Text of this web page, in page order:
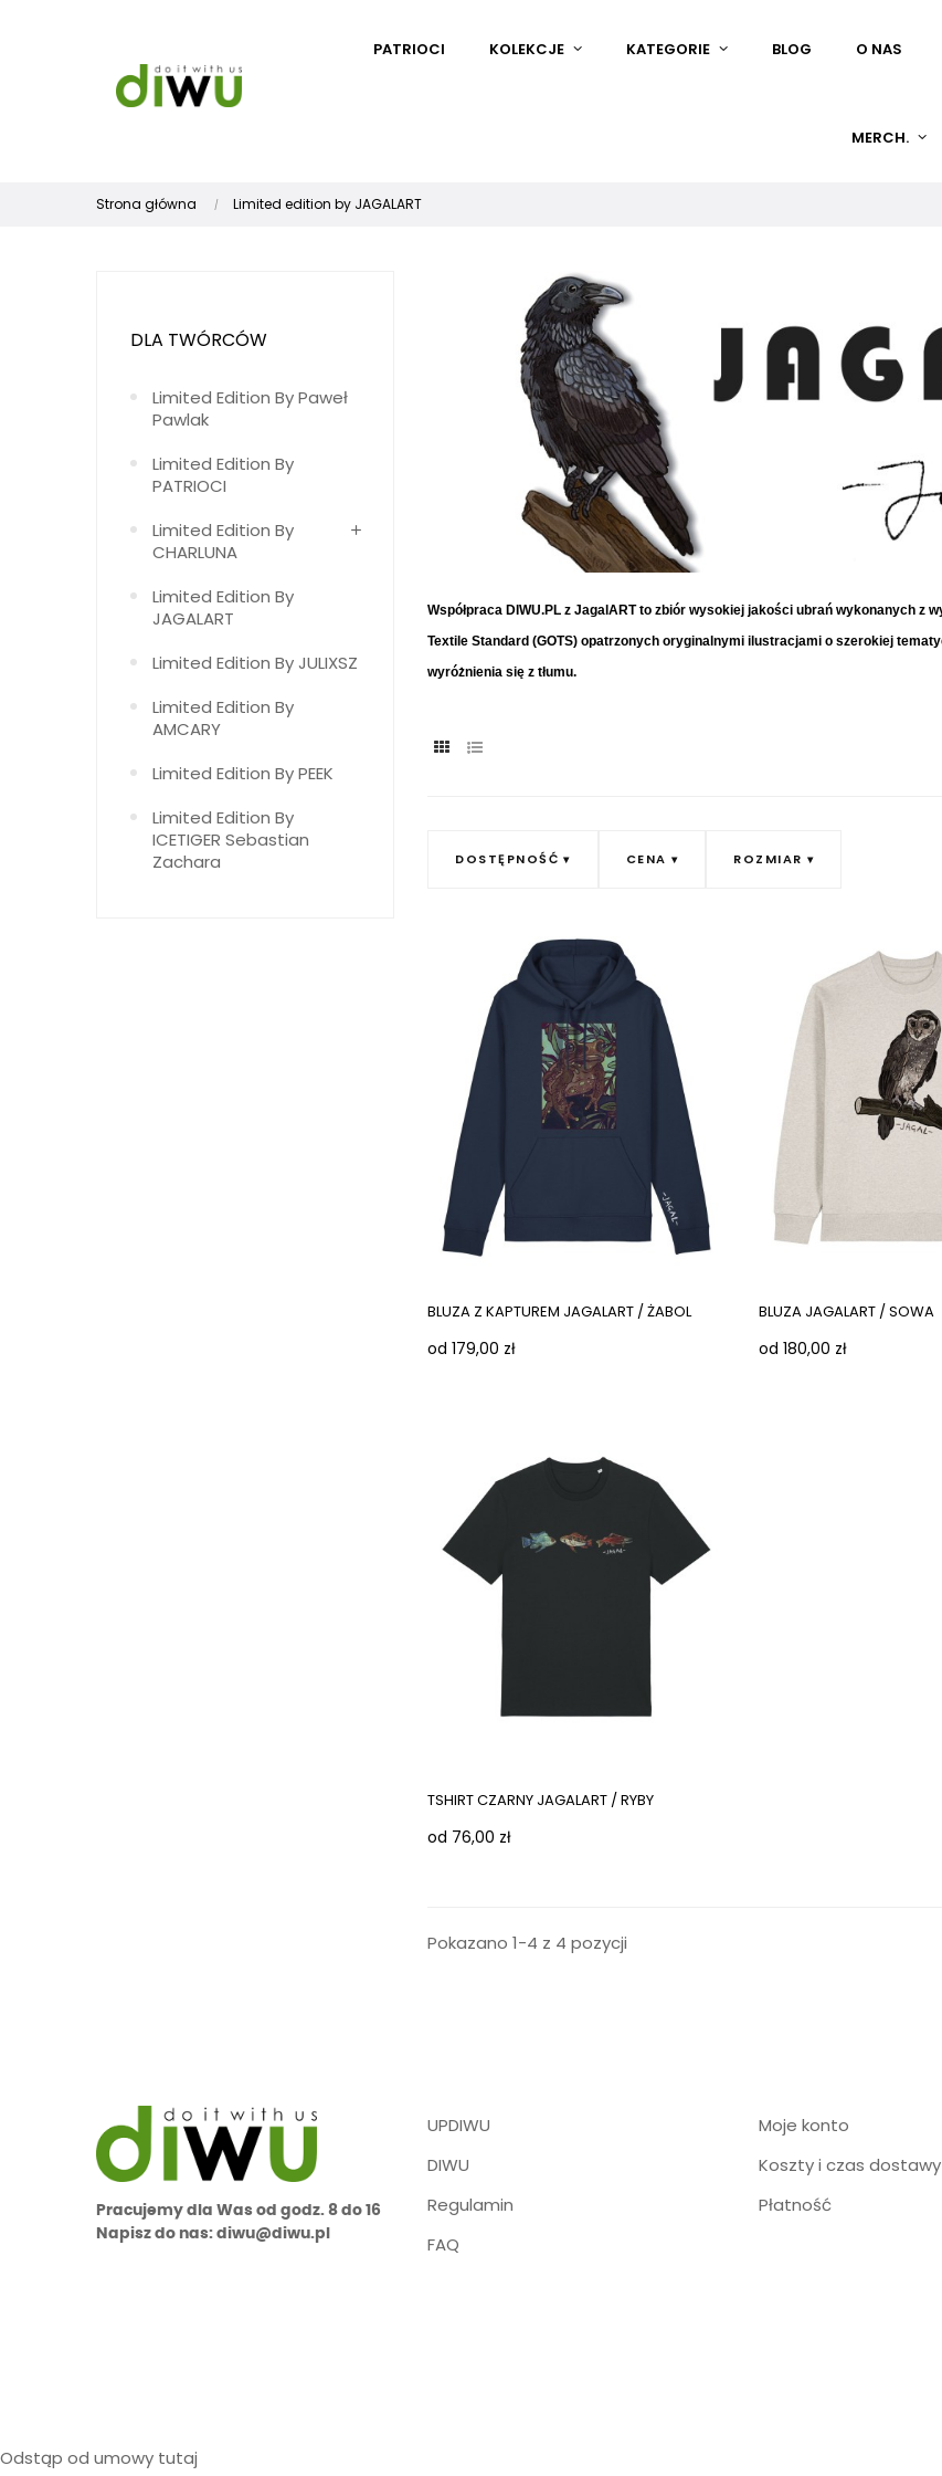
PATRIOCI KOLEKCJE KATEGORIE BLOG O NAS
MERCH.
Strona główna Limited edition by JAGALART
DLA TWÓRCÓW
Limited Edition By Paweł
Pawlak
Limited Edition By
PATRIOCI
Limited Edition By
CHARLUNA
Limited Edition By
JAGALART
Limited Edition By JULIXSZ
Limited Edition By
AMCARY
Limited Edition By PEEK
Limited Edition By
ICETIGER Sebastian
Zachara
Współpraca DIWU.PL z JagalART to zbiór wysokiej jakości ubrań wykonanych z
Textile Standard (GOTS) opatrzonych oryginalnymi ilustracjami o szerokiej
wyróżnienia się z tłumu.
DOSTĘPNOŚĆ CENA ROZMIAR
BLUZA Z KAPTUREM JAGALART / ŻABOL
od 179,00 zł
BLUZA JAGALART / SOWA
od 180,00 zł
TSHIRT CZARNY JAGALART / RYBY
od 76,00 zł
Pokazano 1-4 z 4 pozycji
Pracujemy dla Was od godz. 8 do 16
Napisz do nas: diwu@diwu.pl
UPDIWU
DIWU
Regulamin
FAQ
Moje konto
Koszty i czas dostawy
Płatność
Odstąp od umowy tutaj